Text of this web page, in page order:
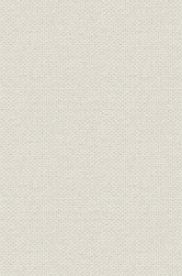
貿易
物流;設備
海外事業
海外事業